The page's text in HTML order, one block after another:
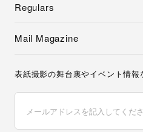
Regulars
Mail Magazine
表紙撮影の舞台裏やイベント情報